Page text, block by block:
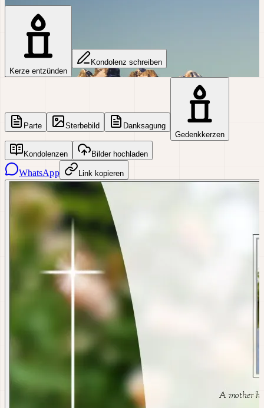
Kerze entzünden
Kondolenz schreiben
Parte Sterbebild
Danksagung
Gedenkkerzen
Kondolenzen Bilder hochladen
WhatsApp Link kopieren